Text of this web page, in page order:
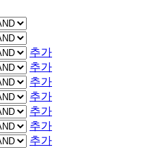
추가
추가
추가
추가
추가
추가
추가